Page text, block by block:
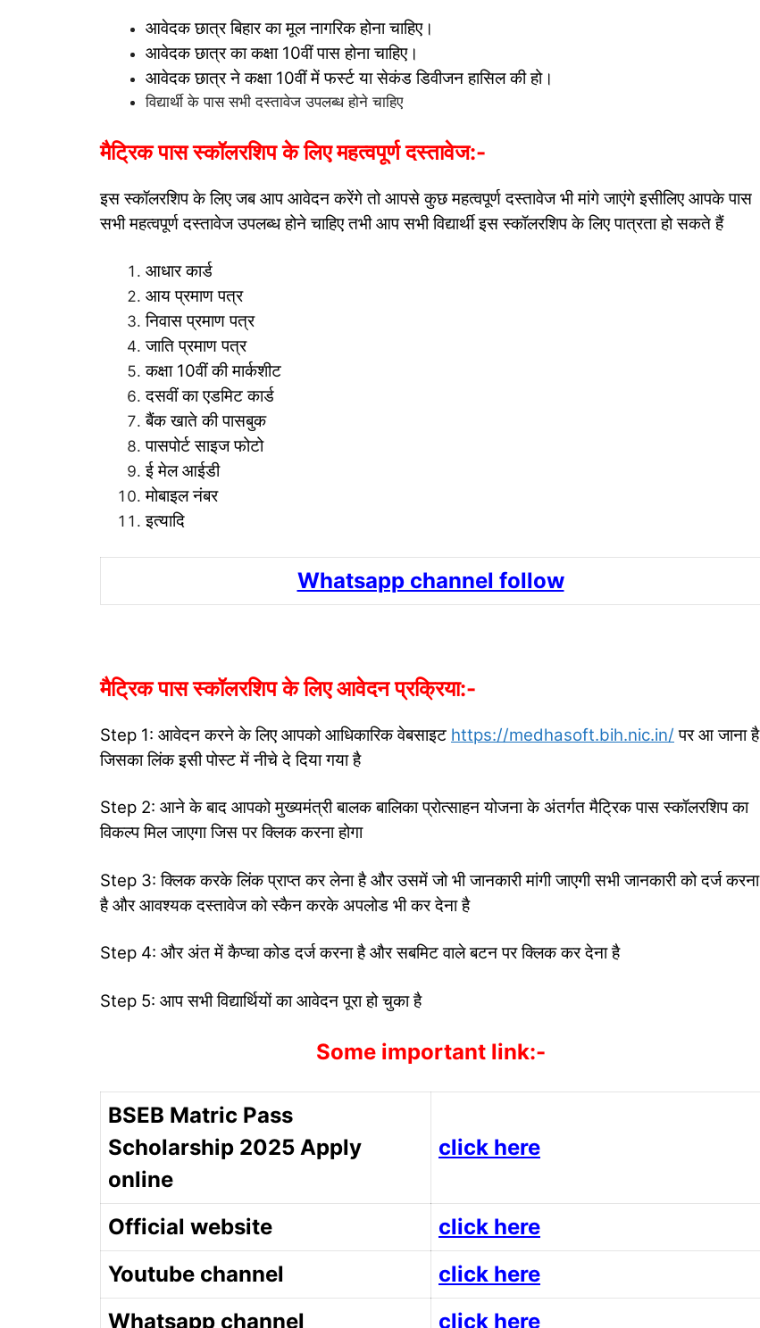
आवेदक छात्र बिहार का मूल नागरिक होना चाहिए।
आवेदक छात्र का कक्षा 10वीं पास होना चाहिए।
आवेदक छात्र ने कक्षा 10वीं में फर्स्ट या सेकंड डिवीजन हासिल की हो।
विद्यार्थी के पास सभी दस्तावेज उपलब्ध होने चाहिए
मैट्रिक पास स्कॉलरशिप के लिए महत्वपूर्ण दस्तावेज:-
इस स्कॉलरशिप के लिए जब आप आवेदन करेंगे तो आपसे कुछ महत्वपूर्ण दस्तावेज भी मांगे जाएंगे इसीलिए आपके पास
सभी महत्वपूर्ण दस्तावेज उपलब्ध होने चाहिए तभी आप सभी विद्यार्थी इस स्कॉलरशिप के लिए पात्रता हो सकते हैं
आधार कार्ड
आय प्रमाण पत्र
निवास प्रमाण पत्र
जाति प्रमाण पत्र
कक्षा 10वीं की मार्कशीट
दसवीं का एडमिट कार्ड
बैंक खाते की पासबुक
पासपोर्ट साइज फोटो
ई मेल आईडी
मोबाइल नंबर
इत्यादि
Whatsapp channel follow
मैट्रिक पास स्कॉलरशिप के लिए आवेदन प्रक्रिया:-
Step 1: आवेदन करने के लिए आपको आधिकारिक वेबसाइट https://medhasoft.bih.nic.in/ पर आ जाना है
जिसका लिंक इसी पोस्ट में नीचे दे दिया गया है
Step 2: आने के बाद आपको मुख्यमंत्री बालक बालिका प्रोत्साहन योजना के अंतर्गत मैट्रिक पास स्कॉलरशिप का
विकल्प मिल जाएगा जिस पर क्लिक करना होगा
Step 3: क्लिक करके लिंक प्राप्त कर लेना है और उसमें जो भी जानकारी मांगी जाएगी सभी जानकारी को दर्ज करना
है और आवश्यक दस्तावेज को स्कैन करके अपलोड भी कर देना है
Step 4: और अंत में कैप्चा कोड दर्ज करना है और सबमिट वाले बटन पर क्लिक कर देना है
Step 5: आप सभी विद्यार्थियों का आवेदन पूरा हो चुका है
Some important link:-
BSEB Matric Pass
Scholarship 2025 Apply
online
click here
Official website
click here
Youtube channel
click here
Whatsapp channel
click here